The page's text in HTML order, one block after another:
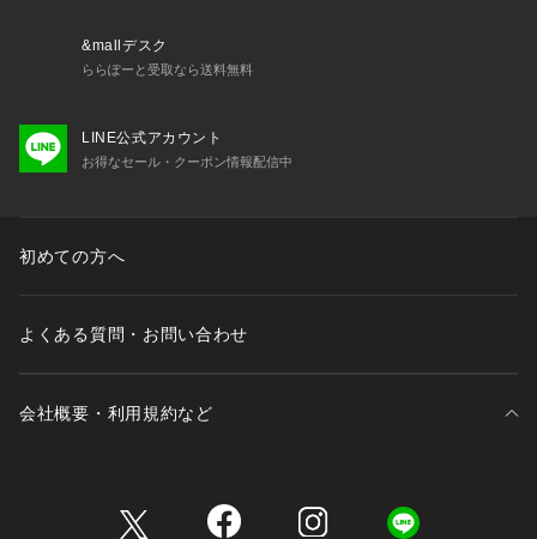
る場合がございます。
&mallデスク
ららぽーと受取なら送料無料
LINE公式アカウント
お得なセール・クーポン情報配信中
初めての方へ
よくある質問・お問い合わせ
会社概要・利用規約など